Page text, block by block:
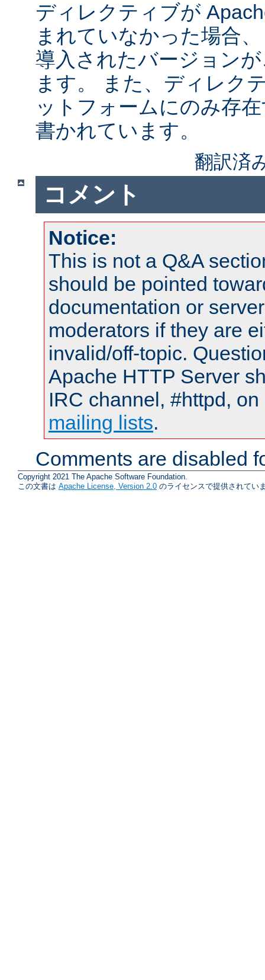
ディレクティブが
まれていなかった場合
導入されたバージョン
ます。 また、ディレク
ットフォームにのみ存
書かれています。
翻訳済
コメント
Notice:
This is not a Q&A
should be pointed
documentation or
moderators if they are
invalid/off-topic.
Apache HTTP Server
IRC channel, #httpd,
mailing lists.
Comments are disabled
Copyright 2021 The Apache Software Foundation.
この文書は Apache License, Version 2.0 のライセンスで提供されてい